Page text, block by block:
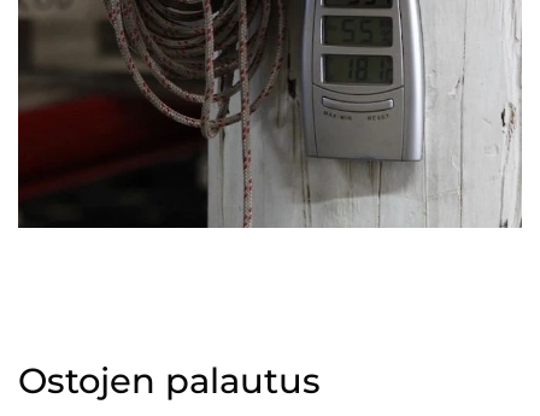
Ostojen palautus